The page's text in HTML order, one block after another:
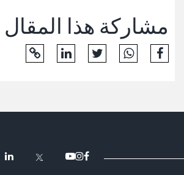
مشاركة هذا المقال